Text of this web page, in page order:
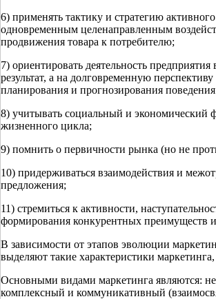
6) применять тактику и стратегию
одновременным целенаправленным
продвижения товара к потребителю;
7) ориентировать деятельность
результат, а на долговременную
планирования и прогнозирования
8) учитывать социальный и экономический
жизненного цикла;
9) помнить о первичности рынка (но не
10) придерживаться взаимодействия и
предложения;
11) стремиться к активности,
формирования конкурентных преимуществ
В зависимости от этапов эволюции
выделяют такие характеристики
Основными видами маркетинга являются:
комплексный и коммуникативный